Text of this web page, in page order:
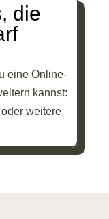
die
eine Online-
kannst:
weitere